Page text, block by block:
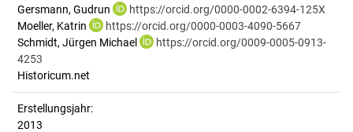
Gersmann, Gudrun
https://orcid.org/0000-0002-6394-125X
Moeller, Katrin
https://orcid.org/0000-0003-4090-5667
Schmidt, Jürgen Michael
https://orcid.org/0009-0005-0913-
4253
Historicum.net
Erstellungsjahr:
2013